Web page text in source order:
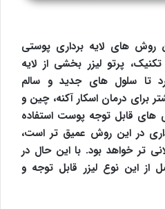
روش های لایه برداری پوستی
پرتو لیزر بخشی از لایه
تا سلول های جدید و سالم
برای درمان اسکار آکنه، چین و
قابل توجه پوست استفاده
در این روش عمیق تر است،
تر خواهد بود. با این حال در
از این نوع لیزر قابل توجه و